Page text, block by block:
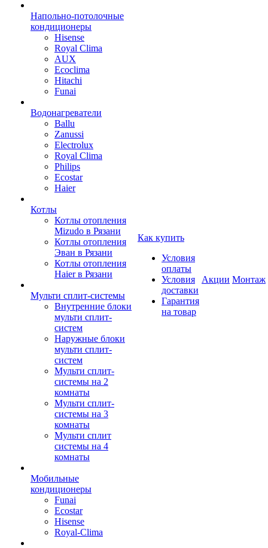
Напольно-потолочные
кондиционеры
Hisense
Royal Clima
AUX
Ecoclima
Hitachi
Funai
Водонагреватели
Ballu
Zanussi
Electrolux
Royal Clima
Philips
Ecostar
Haier
Котлы
Котлы отопления
Mizudo в Рязани
Котлы отопления
Эван в Рязани
Котлы отопления
Haier в Рязани
Мульти сплит-системы
Внутренние блоки
мульти сплит-
систем
Наружные блоки
мульти сплит-
систем
Мульти сплит-
системы на 2
комнаты
Мульти сплит-
системы на 3
комнаты
Мульти сплит
системы на 4
комнаты
Мобильные
кондиционеры
Funai
Ecostar
Hisense
Royal-Clima
Как купить
Условия
оплаты
Условия
доставки
Гарантия
на товар
Акции Монтаж